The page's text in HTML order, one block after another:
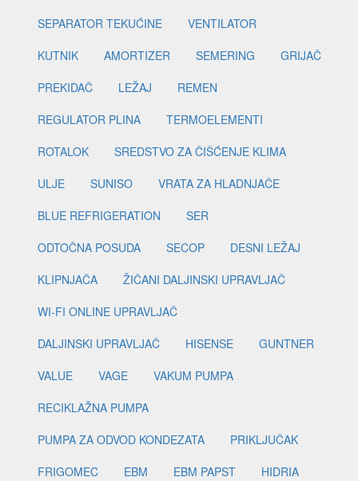
SEPARATOR TEKUĆINE
VENTILATOR
KUTNIK
AMORTIZER SEMERING
GRIJAČ
PREKIDAČ
LEŽAJ
REMEN
REGULATOR PLINA
TERMOELEMENTI
ROTALOK
SREDSTVO ZA ČIŠĆENJE KLIMA
ULJE
SUNISO
VRATA ZA HLADNJAČE
BLUE REFRIGERATION
SER
ODTOČNA POSUDA
SECOP
DESNI LEŽAJ
KLIPNJAČA
ŽIČANI DALJINSKI UPRAVLJAČ
WI-FI ONLINE UPRAVLJAČ
DALJINSKI UPRAVLJAČ
HISENSE
GUNTNER
VALUE
VAGE
VAKUM PUMPA
RECIKLAŽNA PUMPA
PUMPA ZA ODVOD KONDEZATA
PRIKLJUČAK
FRIGOMEC
EBM EBM PAPST
HIDRIA